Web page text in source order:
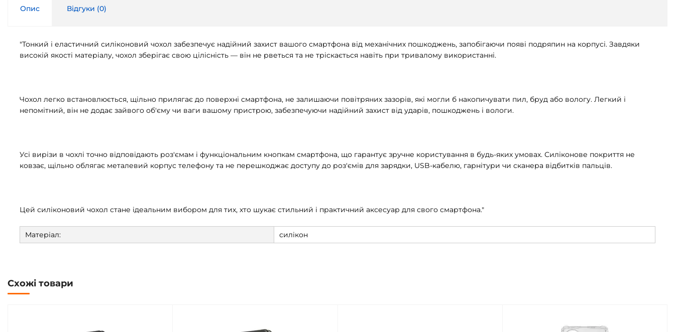
Опис Відгуки (0)
"Тонкий і еластичний силіконовий чохол забезпечує надійний захист вашого смартфона від механічних пошкоджень, запобігаючи появі подряпин на корпусі. Завдяки
високій якості матеріалу, чохол зберігає свою цілісність — він не рветься та не тріскається навіть при тривалому використанні.
Чохол легко встановлюється, щільно прилягає до поверхні смартфона, не залишаючи повітряних зазорів, які могли б накопичувати пил, бруд або вологу. Легкий і
непомітний, він не додає зайвого об'єму чи ваги вашому пристрою, забезпечуючи надійний захист від ударів, пошкоджень і вологи.
Усі вирізи в чохлі точно відповідають роз'ємам і функціональним кнопкам смартфона, що гарантує зручне користування в будь-яких умовах. Силіконове покриття не
ковзає, щільно облягає металевий корпус телефону та не перешкоджає доступу до роз'ємів для зарядки, USB-кабелю, гарнітури чи сканера відбитків пальців.
Цей силіконовий чохол стане ідеальним вибором для тих, хто шукає стильний і практичний аксесуар для свого смартфона."
Матеріал: силікон
Схожі товари